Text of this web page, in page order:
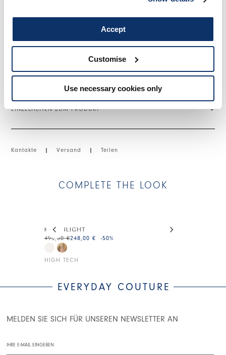
Accept
Customise
Use necessary cookies only
Drapierungen. Unregelmäßiger Saum. Verschluss mit hinterem
• Technische Georgette, leichte Gewichtung, Crêpe-Griff.
EINZELHEITEN ZUM PRODUKT
Kantakte | Versand | Teilen
COMPLETE THE LOOK
MOONLIGHT
HIGH TECH
495,00 €248,00 € -50%
EVERYDAY COUTURE
MELDEN SIE SICH FÜR UNSEREN NEWSLETTER AN